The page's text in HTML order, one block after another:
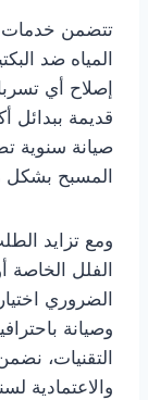
تتضمن خدمات
المياه ضد
إصلاح أي
قديمة ببدائل
صيانة سنوية
المسبح
ومع تزايد
الفلل الخاصة
الضروري
وصيانة
التقنيات،
والاعتمادية